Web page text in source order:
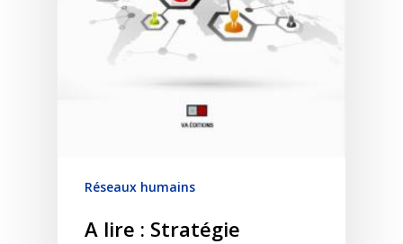
Réseaux humains
A lire : Stratégie